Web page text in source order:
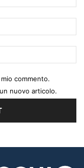
commento.
nuovo articolo.